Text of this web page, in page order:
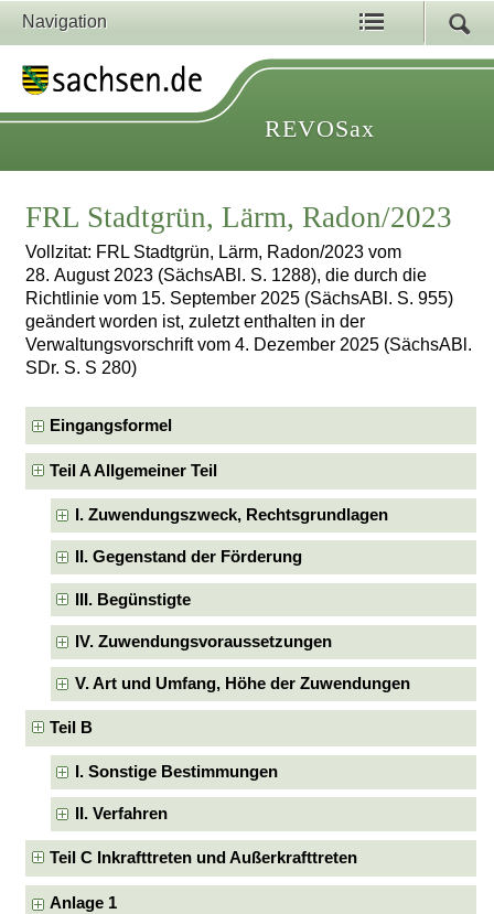
Navigation
REVOSax
FRL Stadtgrün, Lärm, Radon/2023
Vollzitat: FRL Stadtgrün, Lärm, Radon/2023 vom
28. August 2023 (SächsABl. S. 1288), die durch die
Richtlinie vom 15. September 2025 (SächsABl. S. 955)
geändert worden ist, zuletzt enthalten in der
Verwaltungsvorschrift vom 4. Dezember 2025 (SächsABl.
SDr. S. S 280)
Eingangsformel
Teil A Allgemeiner Teil
I. Zuwendungszweck, Rechtsgrundlagen
II. Gegenstand der Förderung
III. Begünstigte
IV. Zuwendungsvoraussetzungen
V. Art und Umfang, Höhe der Zuwendungen
Teil B
I. Sonstige Bestimmungen
II. Verfahren
Teil C Inkrafttreten und Außerkrafttreten
Anlage 1